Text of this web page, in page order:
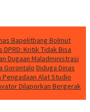
Bapelitbang Bolmut
DPRD: Kritik Tidak Bisa
Dugaan Maladministrasi
Gorontalo Diduga Dinas
Alat Studio
Dilaporkan Bergerak